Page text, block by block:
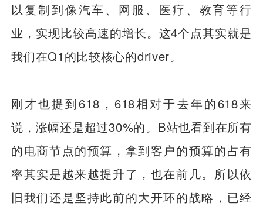
以复制到像汽车、网服、医疗、教育等行
业，实现比较高速的增长。这4个点其实就是
我们在Q1的比较核心的driver。
刚才也提到618，618相对于去年的618来
说，涨幅还是超过30%的。B站也看到在所有
的电商节点的预算，拿到客户的预算的占有
率其实是越来越提升了，也在前几。所以依
旧我们还是坚持此前的大开环的战略，已经